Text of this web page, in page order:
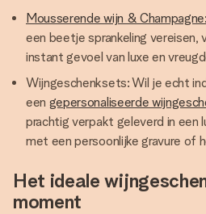
Mousserende wijn & Champagne:
een beetje sprankeling vereisen,
instant gevoel van luxe en
Wijngeschenksets: Wil je echt
een gepersonaliseerde
prachtig verpakt geleverd in een
met een persoonlijke gravure of
Het ideale
moment